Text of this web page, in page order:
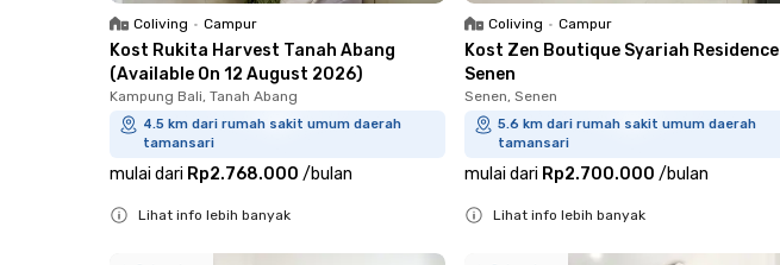
Coliving • Campur
Kost Rukita Harvest Tanah Abang
(Available On 12 August 2026)
Kampung Bali, Tanah Abang
4.5 km dari rumah sakit umum daerah
tamansari
mulai dari Rp2.768.000 /bulan
Lihat info lebih banyak
Coliving • Campur
Kost Zen Boutique Syariah Residence
Senen
Senen, Senen
5.6 km dari rumah sakit umum daerah
tamansari
mulai dari Rp2.700.000 /bulan
Lihat info lebih banyak